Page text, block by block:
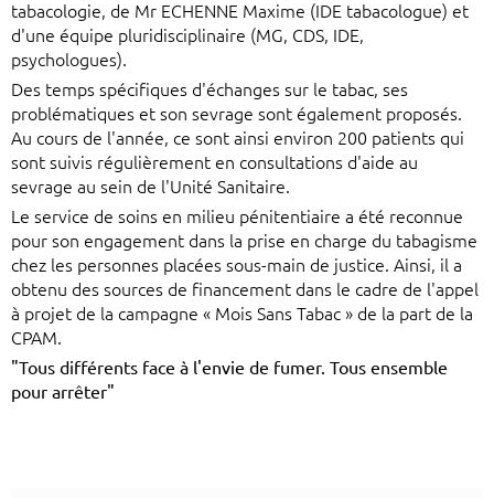
tabacologie, de Mr ECHENNE Maxime (IDE tabacologue) et
d'une équipe pluridisciplinaire (MG, CDS, IDE,
psychologues).
Des temps spécifiques d'échanges sur le tabac, ses
problématiques et son sevrage sont également proposés.
Au cours de l'année, ce sont ainsi environ 200 patients qui
sont suivis régulièrement en consultations d'aide au
sevrage au sein de l'Unité Sanitaire.
Le service de soins en milieu pénitentiaire a été reconnue
pour son engagement dans la prise en charge du tabagisme
chez les personnes placées sous-main de justice. Ainsi, il a
obtenu des sources de financement dans le cadre de l'appel
à projet de la campagne « Mois Sans Tabac » de la part de la
CPAM.
"Tous différents face à l'envie de fumer. Tous ensemble
pour arrêter"